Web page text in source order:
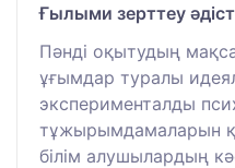
Ғылыми зерттеу
Пәнді оқытудың
ұғымдар туралы
эксперименталды
тұжырымдамаларын
білім алушылардың